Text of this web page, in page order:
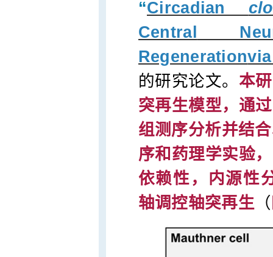
“Circadian
Central
Regeneration
的研究论文。 本
突再生模型，通
组测序分析并结
序和药理学实验
依赖性，内源性
轴调控轴突再生（